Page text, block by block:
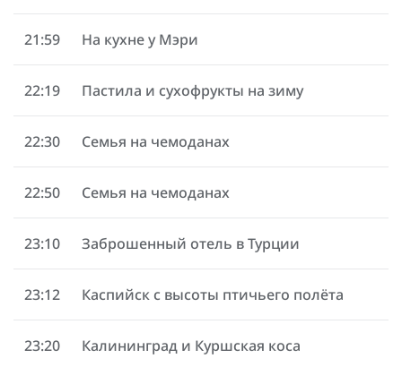
21:59 На кухне у Мэри
22:19 Пастила и сухофрукты на зиму
22:30 Семья на чемоданах
22:50 Семья на чемоданах
23:10 Заброшенный отель в Турции
23:12 Каспийск с высоты птичьего полёта
23:20 Калининград и Куршская коса